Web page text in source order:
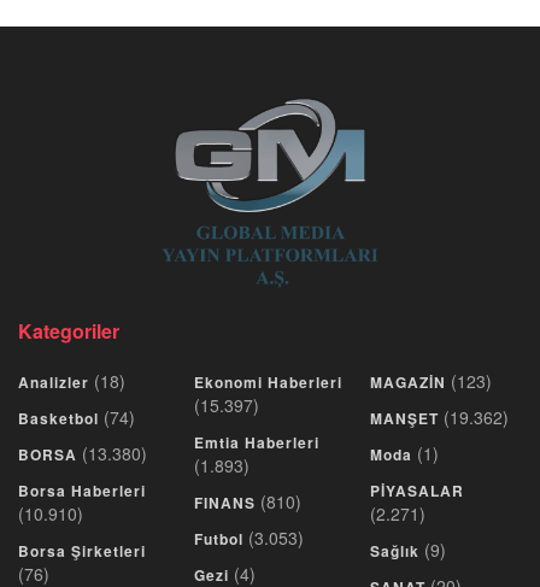
Kategoriler
Analizler (18)
Basketbol (74)
BORSA (13.380)
Borsa Haberleri
(10.910)
Borsa Şirketleri
(76)
Ekonomi Haberleri
(15.397)
Emtia Haberleri
(1.893)
FINANS (810)
Futbol (3.053)
Gezi (4)
MAGAZİN (123)
MANŞET (19.362)
Moda (1)
PİYASALAR
(2.271)
Sağlık (9)